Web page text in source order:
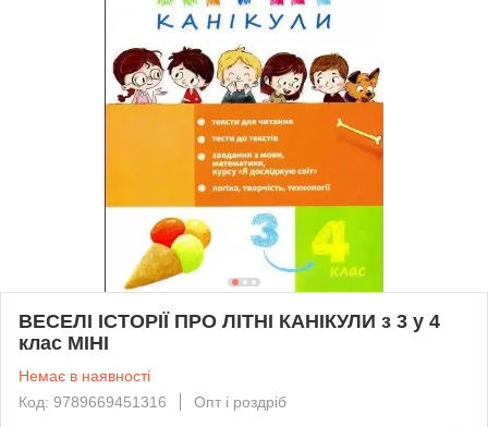
ВЕСЕЛІ ІСТОРІЇ ПРО ЛІТНІ КАНІКУЛИ з 3 у 4
клас МІНІ
Немає в наявності
Код: 9789669451316
Опт і роздріб